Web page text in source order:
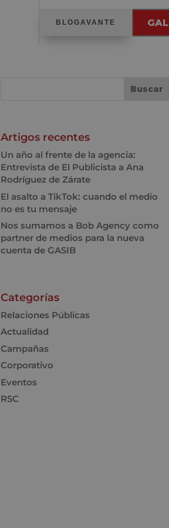
BLOGAVANTE GAL
Artigos recentes
Un año al frente de la agencia:
Entrevista de El Publicista a Ana
Rodríguez de Zárate
El asalto a TikTok: cuando el medio
no es tu mensaje
Nos sumamos a Bob Agency como
partner de medios para la nueva
cuenta de GASIB
Categorías
Relaciones Públicas
Actualidad
Campañas
Corporativo
Eventos
RSC